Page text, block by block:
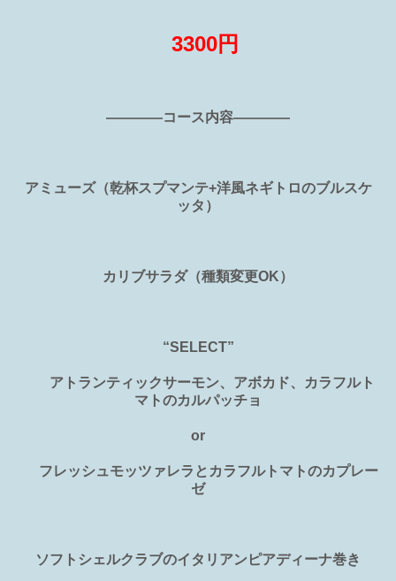
3300円
――――コース内容――――
アミューズ（乾杯スプマンテ+洋風ネギトロのブルスケ
ッタ）
カリブサラダ（種類変更OK）
“SELECT”
アトランティックサーモン、アボカド、カラフルト
マトのカルパッチョ
or
フレッシュモッツァレラとカラフルトマトのカプレー
ゼ
ソフトシェルクラブのイタリアンピアディーナ巻き